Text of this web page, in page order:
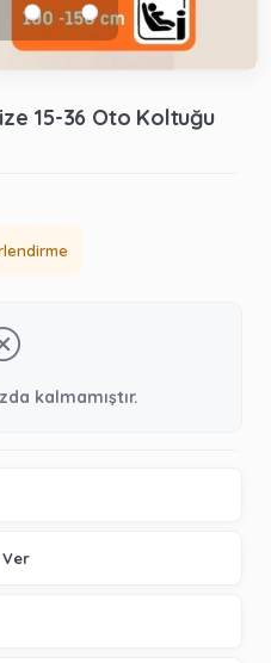
15-36 Oto Koltuğu
kalmamıştır.